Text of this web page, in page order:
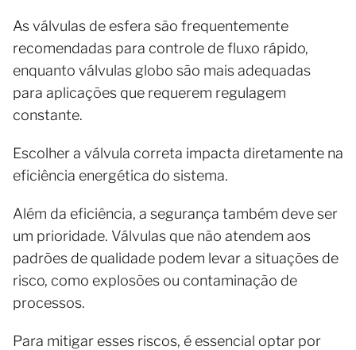
As válvulas de esfera são frequentemente
recomendadas para controle de fluxo rápido,
enquanto válvulas globo são mais adequadas
para aplicações que requerem regulagem
constante.
Escolher a válvula correta impacta diretamente na
eficiência energética do sistema.
Além da eficiência, a segurança também deve ser
um prioridade. Válvulas que não atendem aos
padrões de qualidade podem levar a situações de
risco, como explosões ou contaminação de
processos.
Para mitigar esses riscos, é essencial optar por